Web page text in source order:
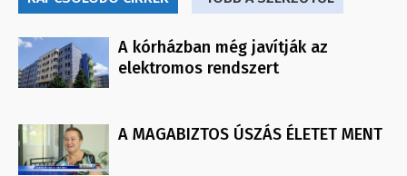
A kórházban még javítják az
elektromos rendszert
A MAGABIZTOS ÚSZÁS ÉLETET MENT